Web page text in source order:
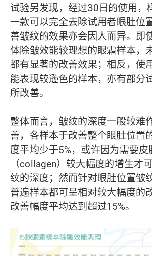
试验另发现，经过30日的使用，
一款可以完全去除试用者眼肚位
善皱纹的效果亦会因人而异。即
体除皱效能较理想的眼霜样本，
都有显著的改善效果；相反，使
能表现较逊色的样本，亦有部分
所改善。
整体而言，皱纹的深度一般较难
善，各样本于改善整个眼肚位置
度平均少于5%，或许因为需要皮
（collagen）较大幅度的增生才
纹的深度；然而针对眼肚位置皱
普遍样本都可呈相对较大幅度的
改善幅度平均达到超过15%。